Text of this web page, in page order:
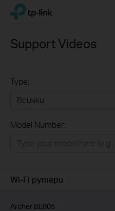
Click
navigation
TP-Link, Reliably Smart
Support Videos
Type:
Бизнес решения
Model Number:
Wi-Fi рутери
Archer BE805